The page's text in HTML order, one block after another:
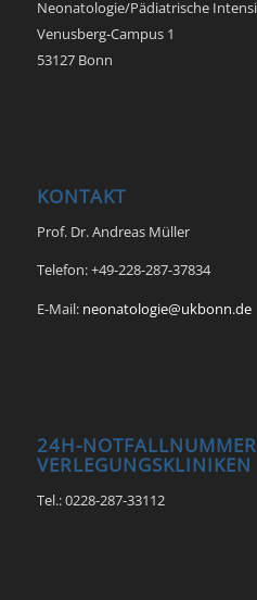
Neonatologie/Pädiatrische
Venusberg-Campus 1
53127 Bonn
KONTAKT
Prof. Dr. Andreas Müller
Telefon: +49-228-287-37834
E-Mail: neonatologie@ukbonn.de
24H-
VERLEGUNGSKLINIKEN
Tel.: 0228-287-33112